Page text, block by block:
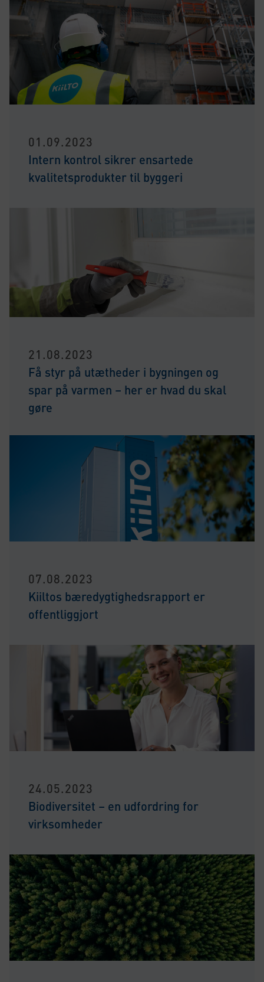
01.09.2023
Intern kontrol sikrer ensartede
kvalitetsprodukter til byggeri
21.08.2023
Få styr på utætheder i bygningen og
spar på varmen – her er hvad du skal
gøre
07.08.2023
Kiiltos bæredygtighedsrapport er
offentliggjort
24.05.2023
Biodiversitet – en udfordring for
virksomheder